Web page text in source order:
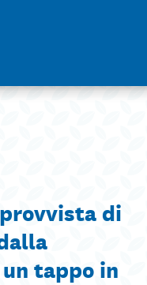
di
tappo in